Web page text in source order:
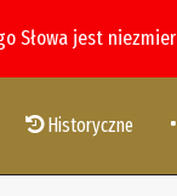
Słowa jest
Historyczne